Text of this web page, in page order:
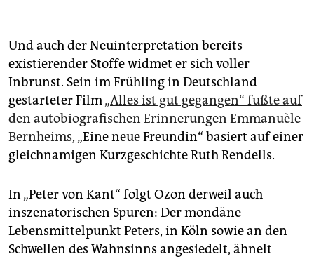
Und auch der Neuinterpretation bereits
existierender Stoffe widmet er sich voller
Inbrunst. Sein im Frühling in Deutschland
gestarteter Film„Alles ist gut gegangen“ fußte auf
den autobiografischen Erinnerungen Emmanuèle
Bernheims, „Eine neue Freundin“ basiert auf einer
gleichnamigen Kurzgeschichte Ruth Rendells.
In „Peter von Kant“ folgt Ozon derweil auch
inszenatorischen Spuren: Der mondäne
Lebensmittelpunkt Peters, in Köln sowie an den
Schwellen des Wahnsinns angesiedelt, ähnelt